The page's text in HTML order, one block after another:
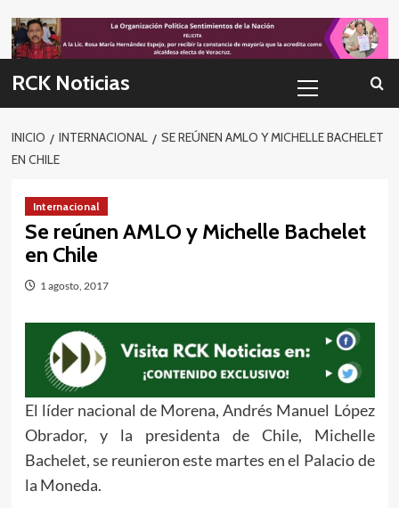
to
content
RCK Noticias
primario
INICIO INTERNACIONAL
SE REÚNEN AMLO Y MICHELLE BACHELET
EN CHILE
Internacional
Se reúnen AMLO y Michelle Bachelet
en Chile
1 agosto, 2017
El líder nacional de Morena, Andrés Manuel López
Obrador, y la presidenta de Chile, Michelle
Bachelet, se reunieron este martes en el Palacio de
la Moneda.